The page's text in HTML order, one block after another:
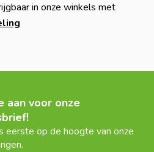
in onze winkels met
aan voor onze
eerste op de hoogte van onze